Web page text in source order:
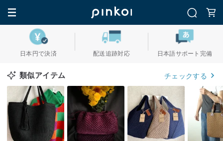
日本円で決済 配送追跡対応 日本語サポート完備
類似アイテム チェックする